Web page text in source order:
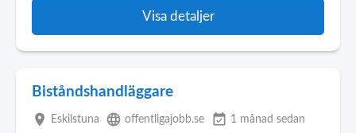
Visa detaljer
Biståndshandläggare
place Eskilstuna language offentligajobb.se event_available 1 månad sedan